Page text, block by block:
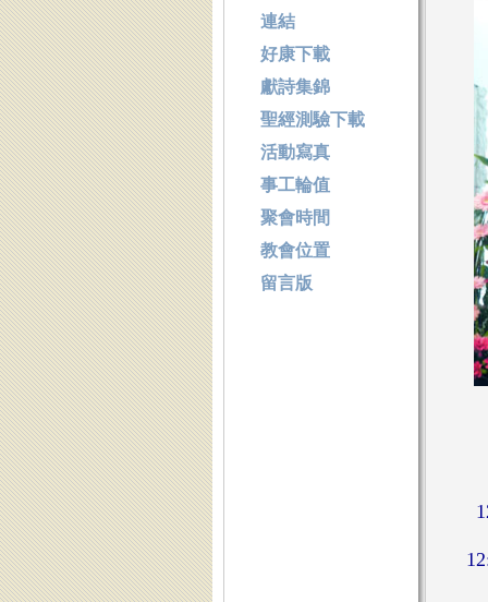
連結
好康下載
獻詩集錦
聖經測驗下載
活動寫真
事工輪值
聚會時間
教會位置
留言版